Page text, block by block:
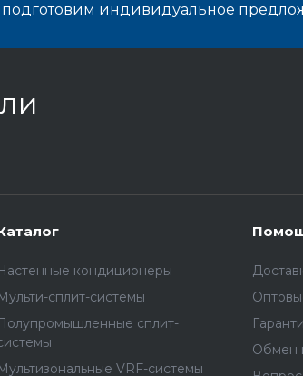
индивидуальное
кондиционеры
сплит-системы
сплит-
VRF-системы
Обмен